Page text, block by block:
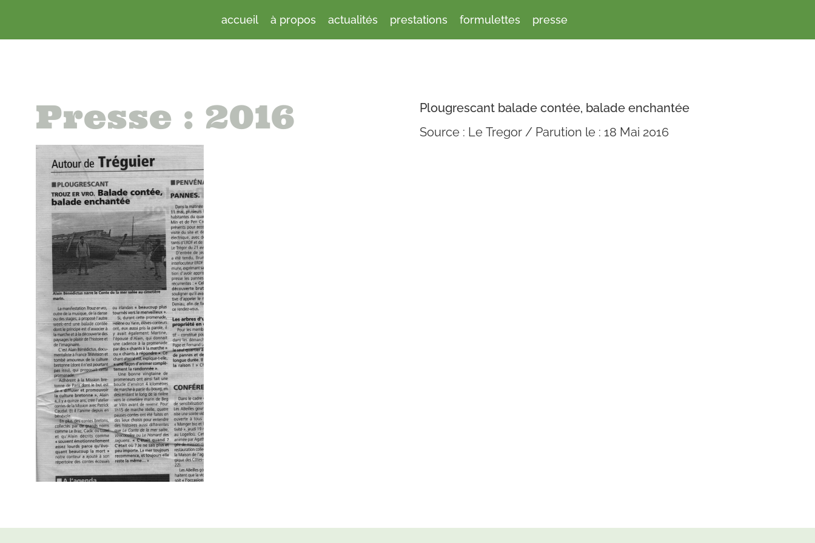
accueil à propos actualités prestations formulettes presse
Presse : 2016
Plougrescant balade contée, balade enchantée
Source : Le Tregor / Parution le : 18 Mai 2016